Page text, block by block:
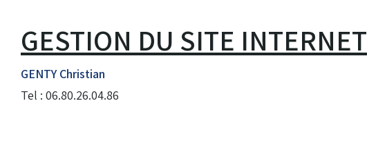
GESTION DU SITE INTERNET
GENTY Christian
Tel : 06.80.26.04.86